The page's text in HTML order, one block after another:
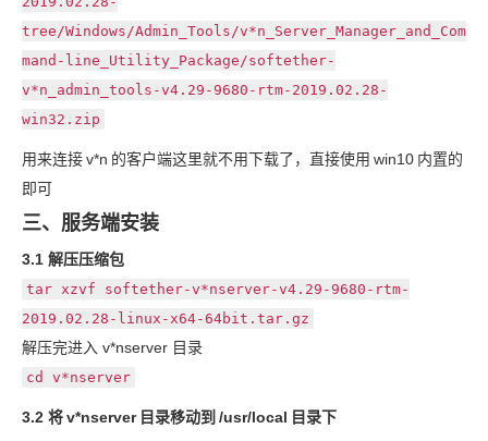
tree/Windows/Admin_Tools/v*n_Server_Manager_and_Com
mand-line_Utility_Package/softether-
v*n_admin_tools-v4.29-9680-rtm-2019.02.28-
win32.zip
用来连接v*n 的客户端这里就不用下载了，直接使用 win10 内置的
即可
三、服务端安装
3.1 解压压缩包
tar xzvf softether-v*nserver-v4.29-9680-rtm-
2019.02.28-linux-x64-64bit.tar.gz
解压完进入 v*nserver 目录
cd v*nserver
3.2 将v*nserver 目录移动到 /usr/local 目录下